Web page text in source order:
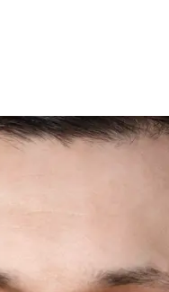
міністра оборони рф
міністра
участь у
зброя та